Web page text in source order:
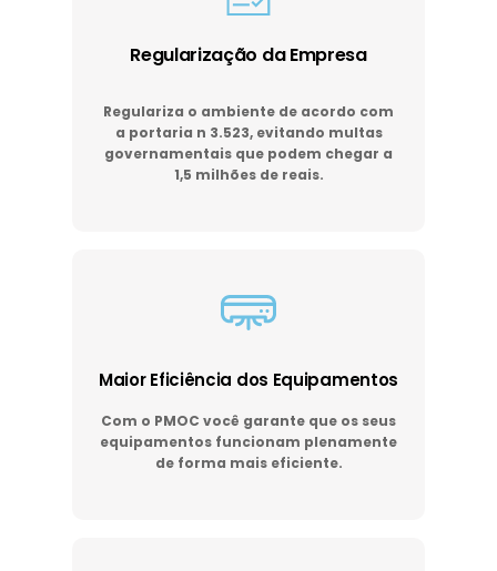
Regularização da Empresa
Regulariza o ambiente de acordo com
a portaria n 3.523, evitando multas
governamentais que podem chegar a
1,5 milhões de reais.
Maior Eficiência dos Equipamentos
Com o PMOC você garante que os seus
equipamentos funcionam plenamente
de forma mais eficiente.